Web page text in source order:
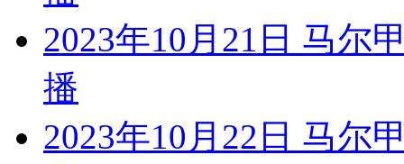
2023年10月21日 马尔
播
2023年10月22日 马尔